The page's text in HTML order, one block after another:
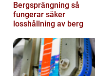
Bergsprängning så
fungerar säker
losshållning av berg